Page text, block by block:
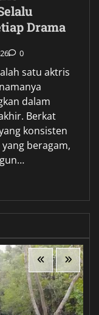
Drama
0
satu aktris
dalam
Berkat
konsisten
beragam,